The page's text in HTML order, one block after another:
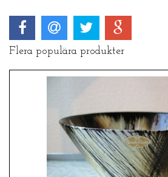
Flera populära produkter